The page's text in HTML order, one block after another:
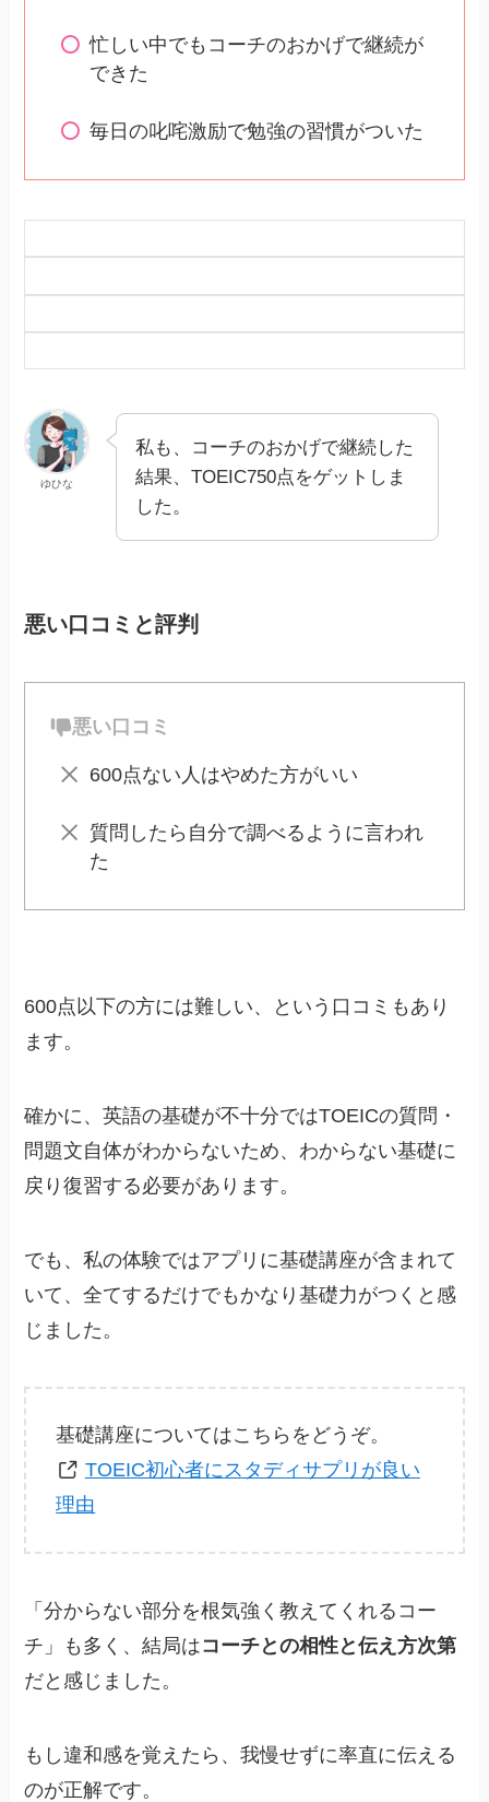
忙しい中でもコーチのおかげで継続が
できた
毎日の叱咤激励で勉強の習慣がついた
ゆひな
私も、コーチのおかげで継続した
結果、TOEIC750点をゲットしま
した。
悪い口コミと評判
悪い口コミ
600点ない人はやめた方がいい
質問したら自分で調べるように言われ
た
600点以下の方には難しい、という口コミもあり
ます。
確かに、英語の基礎が不十分ではTOEICの質問・
問題文自体がわからないため、わからない基礎に
戻り復習する必要があります。
でも、私の体験ではアプリに基礎講座が含まれて
いて、全てするだけでもかなり基礎力がつくと感
じました。
基礎講座についてはこちらをどうぞ。
TOEIC初心者にスタディサプリが良い
理由
「分からない部分を根気強く教えてくれるコー
チ」も多く、結局はコーチとの相性と伝え方次第
だと感じました。
もし違和感を覚えたら、我慢せずに率直に伝える
のが正解です。